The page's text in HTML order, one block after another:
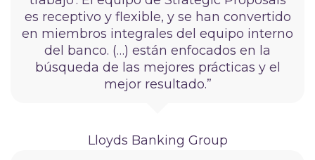
es receptivo y flexible, y se han convertido
en miembros integrales del equipo interno
del banco. (…) están enfocados en la
búsqueda de las mejores prácticas y el
mejor resultado.”
Lloyds Banking Group